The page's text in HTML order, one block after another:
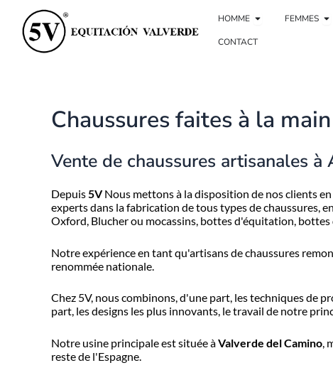
contenu
HOMME Homme ouvert
FEMMES
CONTACT
Chaussures faites à la
Vente de chaussures artisanales à
Depuis5VNous mettons à la disposition de nos clients en
experts dans la fabrication de tous types de chaussures,
Oxford, Blucher ou mocassins, bottes d'équitation,
Notre expérience en tant qu'artisans de chaussures
renommée nationale.
Chez 5V, nous combinons, d'une part, les techniques de
part, les designs les plus innovants, le travail de notre
Notre usine principale est située àValverde del Camino ,
reste de l'Espagne.